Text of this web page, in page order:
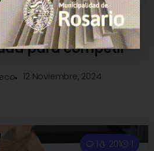
Deportes
rosarino que
para competir
12 Noviembre, 2024
1 201 1